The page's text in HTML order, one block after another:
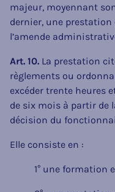
majeur, moyennant
dernier, une prestation
l’amende
Art. 10. La prestation
règlements ou
excéder trente heures
de six mois à partir de
décision du
Elle consiste en :
1° une formation